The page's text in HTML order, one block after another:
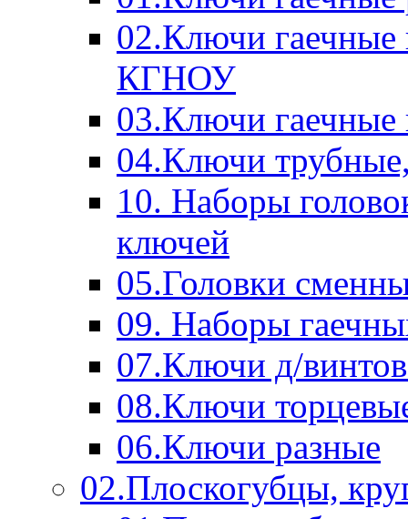
02.Ключи
КГНОУ
03.Ключи
04.Ключи
10. Наборы
ключей
05.Головки
09. Наборы
07.Ключи д/
08.Ключи
06.Ключи разные
02.Плоскогубцы,